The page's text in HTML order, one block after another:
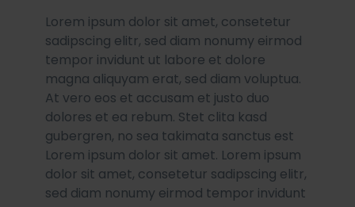
Lorem ipsum dolor sit amet, consetetur
sadipscing elitr, sed diam nonumy eirmod
tempor invidunt ut labore et dolore
magna aliquyam erat, sed diam voluptua.
At vero eos et accusam et justo duo
dolores et ea rebum. Stet clita kasd
gubergren, no sea takimata sanctus est
Lorem ipsum dolor sit amet. Lorem ipsum
dolor sit amet, consetetur sadipscing elitr,
sed diam nonumy eirmod tempor invidunt